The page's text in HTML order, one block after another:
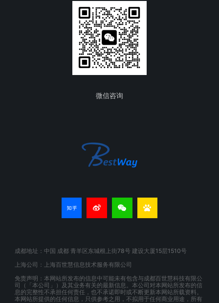
微信咨询
成都地址：中国 成都 青羊区东城根上街78号 建设大厦15层1510号
上海公司：上海百世慧信息技术服务有限公司
免责声明：本网站所发布的信息中可能未有包含与成都百世慧科技有限公
司（「本公司」）及其业务有关的最新信息。本公司对本网站所发布的信
息的完整性不承担任何责任，也不承诺即时或不断更新本网站所载资料。
本网站所提供的任何信息，只供参考之用，不拟用于任何商业用途，所有